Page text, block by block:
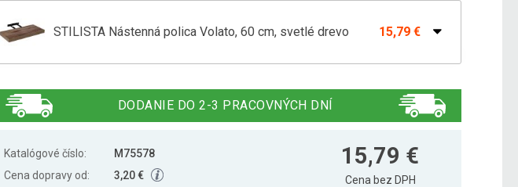
STILISTA Nástenná polica Volato, 60 cm, svetlé drevo 15,79 €
STILISTA Nástenná polica Volato, 110 cm, svetlé drevo 27,49 €
DODANIE DO 2-3 PRACOVNÝCH DNÍ
Katalógové číslo:
M75578
Cena dopravy od:
3,20 €
15,79 €
Cena bez DPH